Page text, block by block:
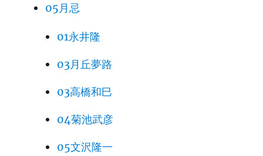
05月忌
01永井隆
03月丘夢路
03高橋和巳
04菊池武彦
05文沢隆一